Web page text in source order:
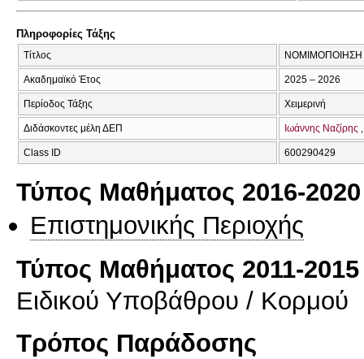
Πληροφορίες Τάξης
Τίτλος
Ακαδημαϊκό Έτος 2025 – 2026
Περίοδος Τάξης Χειμερινή
Διδάσκοντες μέλη ΔΕΠ Ιωάννης Ναζίρης
Class ID 600290429
Τύπος Μαθήματος 2016-2020
Επιστημονικής Περιοχής
Τύπος Μαθήματος 2011-2015
Ειδικού Υποβάθρου / Κορμού
Τρόπος Παράδοσης